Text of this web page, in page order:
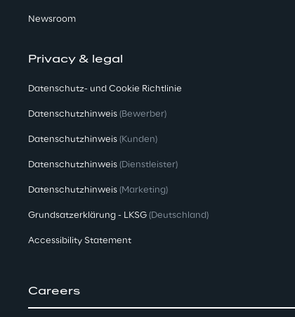
Newsroom
Privacy & legal
Datenschutz- und Cookie Richtlinie
Datenschutzhinweis (Bewerber)
Datenschutzhinweis (Kunden)
Datenschutzhinweis (Dienstleister)
Datenschutzhinweis (Marketing)
Grundsatzerklärung - LKSG (Deutschland)
Accessibility Statement
Careers